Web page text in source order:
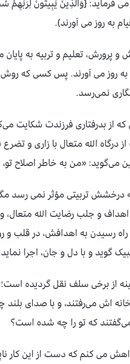
به روز می آورند).
و پرورش، تعلیم و تربیه به
روز می آورند. پس کسی که روش
نمی‌رسد.
از بدرفتاری فرزندت شکایت
از درگاه الله متعال با زاری و
می‌گوید: «من به خاطر اصلاح
درخشش تربیتی مؤثر نمی رسد
اهداف و جلب رضایت الله
رسیدن به اهدافش، در قلب و
گوید و با دل و جان، اجرا
از برخی سلف نقل گردیده
اش می‌رفتند، و با صدای بلند
که تو را چه شده است؟‌
می کنم که دست از این کار